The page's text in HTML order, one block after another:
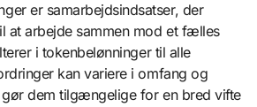
er samarbejdsindsatser, der
at arbejde sammen mod et fælles
i tokenbelønninger til alle
kan variere i omfang og
dem tilgængelige for en bred vifte